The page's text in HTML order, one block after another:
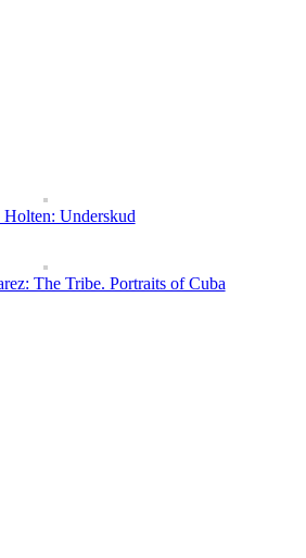
Holten: Underskud
The Tribe. Portraits of Cuba